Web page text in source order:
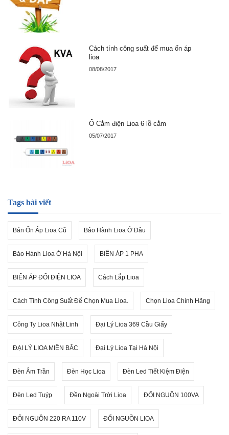
Cách tính công suất để mua ổn áp
lioa
08/08/2017
Ổ Cắm điện Lioa 6 lỗ cắm
05/07/2017
Tags bài viết
Bán Ổn Áp Lioa Cũ Bảo Hành Lioa Ở Đâu
Bảo Hành Lioa Ở Hà Nội BIẾN ÁP 1 PHA
BIẾN ÁP ĐỔI ĐIỆN LIOA Cách Lắp Lioa
Cách Tính Công Suất Để Chọn Mua Lioa. Chọn Lioa Chính Hãng
Công Ty Lioa Nhật Linh Đại Lý Lioa 369 Cầu Giấy
ĐẠI LÝ LIOA MIỀN BẮC Đại Lý Lioa Tại Hà Nội
Đèn Âm Trần Đèn Học Lioa Đèn Led Tiết Kiệm Điện
Đèn Led Tuýp Đền Ngoài Trời Lioa ĐỔI NGUỒN 100VA
ĐỔI NGUỒN 220 RA 110V ĐỔI NGUỒN LIOA